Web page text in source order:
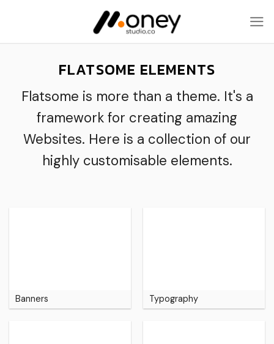
FLATSOME ELEMENTS
Flatsome is more than a theme. It's a
framework for creating amazing
Websites. Here is a collection of our
highly customisable elements.
Banners Typography